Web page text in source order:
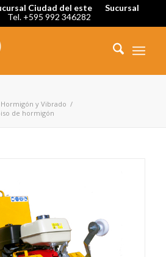
Ciudad del este
Sucursal
Tel. +595 992 346282
Hormigón y Vibrado /
de hormigón